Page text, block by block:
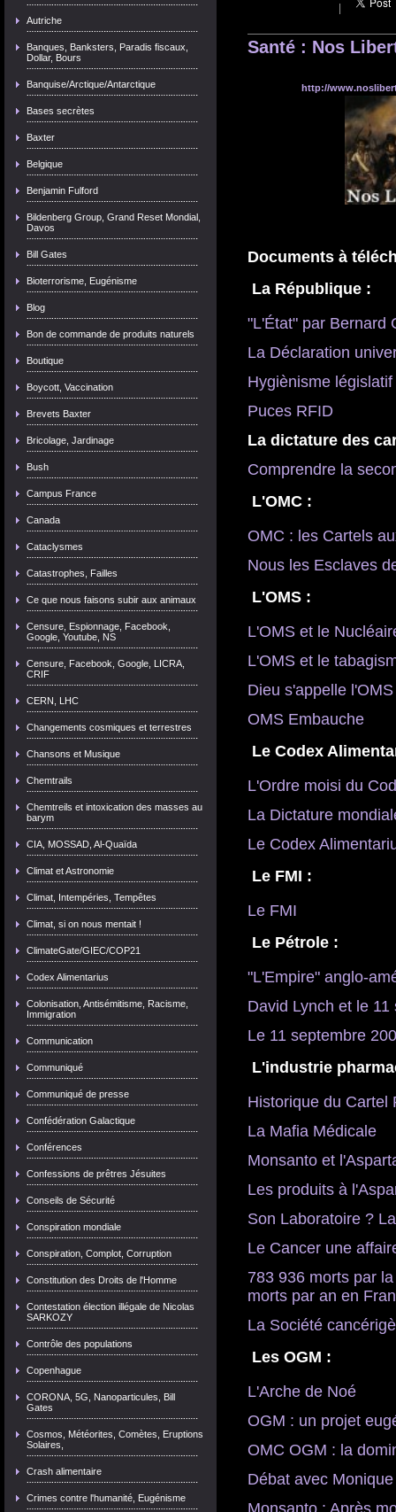
Autriche
Banques, Banksters, Paradis fiscaux,
Dollar, Bours
Banquise/Arctique/Antarctique
Bases secrètes
Baxter
Belgique
Benjamin Fulford
Bildenberg Group, Grand Reset Mondial,
Davos
Bill Gates
Bioterrorisme, Eugénisme
Blog
Bon de commande de produits naturels
Boutique
Boycott, Vaccination
Brevets Baxter
Bricolage, Jardinage
Bush
Campus France
Canada
Cataclysmes
Catastrophes, Failles
Ce que nous faisons subir aux animaux
Censure, Espionnage, Facebook,
Google, Youtube, NS
Censure, Facebook, Google, LICRA,
CRIF
CERN, LHC
Changements cosmiques et terrestres
Chansons et Musique
Chemtrails
Chemtreils et intoxication des masses au
barym
CIA, MOSSAD, Al-Quaïda
Climat et Astronomie
Climat, Intempéries, Tempêtes
Climat, si on nous mentait !
ClimateGate/GIEC/COP21
Codex Alimentarius
Colonisation, Antisémitisme, Racisme,
Immigration
Communication
Communiqué
Communiqué de presse
Confédération Galactique
Conférences
Confessions de prêtres Jésuites
Conseils de Sécurité
Conspiration mondiale
Conspiration, Complot, Corruption
Constitution des Droits de l'Homme
Contestation élection illégale de Nicolas
SARKOZY
Contrôle des populations
Copenhague
CORONA, 5G, Nanoparticules, Bill
Gates
Cosmos, Météorites, Comètes, Eruptions
Solaires,
Crash alimentaire
Crimes contre l'humanité, Eugénisme
Santé : Nos
http://
Documents à
La République :
"L'État" par Bernard
La Déclaration
Hygiènisme législatif
Puces RFID
La dictature des
Comprendre la
L'OMC :
OMC : les Cartels
Nous les Esclaves
 L'OMS :
L'OMS et le
L'OMS et le
Dieu s'appelle l'OMS
OMS Embauche
Le Codex
L'Ordre moisi du
La Dictature
Le Codex
Le FMI :
Le FMI
 Le Pétrole :
"L'Empire" anglo-
David Lynch et le
Le 11 septembre
 L'industrie
Historique du Cartel
La Mafia Médicale
Monsanto et
Les produits à
Son Laboratoire ?
Le Cancer une
783 936 morts par
morts par an en
La Société
Les OGM :
L'Arche de Noé
OGM : un projet
OMC OGM : la
Débat avec